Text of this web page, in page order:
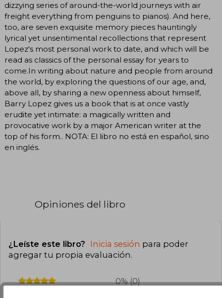
dizzying series of around-the-world journeys with air
freight everything from penguins to pianos). And here,
too, are seven exquisite memory pieces hauntingly
lyrical yet unsentimental recollections that represent
Lopez's most personal work to date, and which will be
read as classics of the personal essay for years to
come.In writing about nature and people from around
the world, by exploring the questions of our age, and,
above all, by sharing a new openness about himself,
Barry Lopez gives us a book that is at once vastly
erudite yet intimate: a magically written and
provocative work by a major American writer at the
top of his form.. NOTA: El libro no está en español, sino
en inglés.
Opiniones del libro
¿Leíste este libro? Inicia sesión para poder
agregar tu propia evaluación.
0% (0)